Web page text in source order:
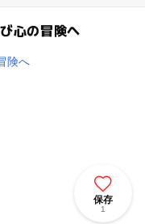
心の冒険へ
保存
1